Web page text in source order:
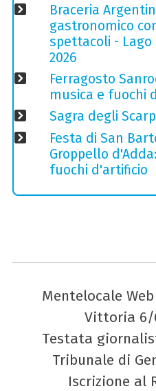
Braceria
gastronomico
spettacoli - Lago
2026
Ferragosto
musica e fuochi
Sagra degli
Festa di San
Groppello
fuochi d'artificio
Mentelocale
Vittoria 6/
Testata
Tribunale di
Iscrizione al